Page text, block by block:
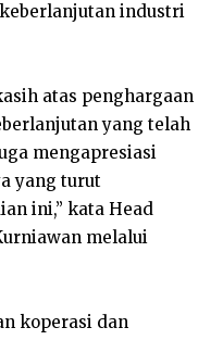
industri
atas penghargaan
yang telah
mengapresiasi
yang turut
ini,” kata Head
melalui
koperasi dan